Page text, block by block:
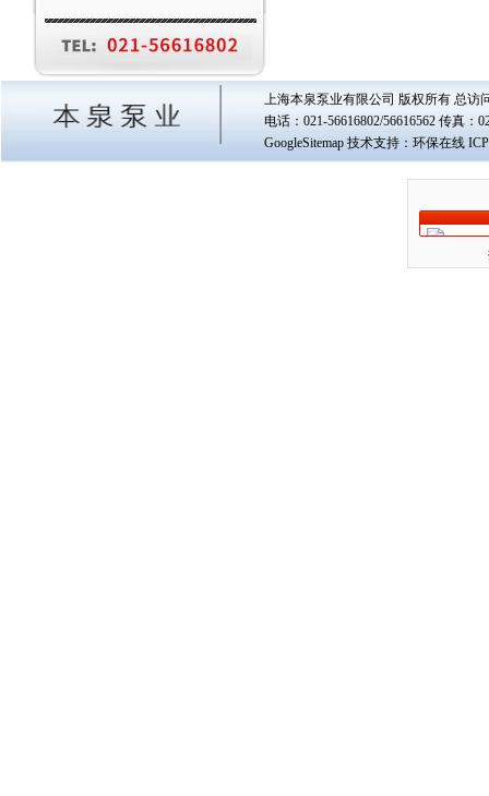
上海本泉泵业有限公司 版权所有 总访
电话：021-56616802/56616562 传真：
GoogleSitemap 技术支持：环保在线